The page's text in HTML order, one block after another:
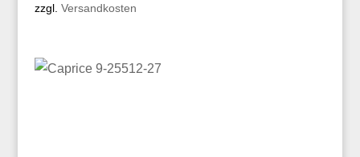
zzgl. Versandkosten